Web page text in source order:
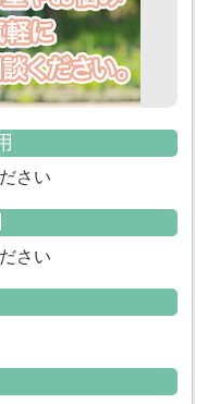
さい
さい